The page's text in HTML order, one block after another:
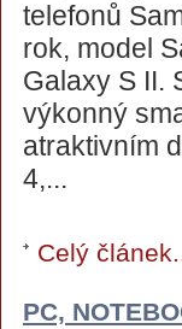
telefonů
rok, model
Galaxy S II.
výkonný
atraktivním
4,...
Celý
PC,